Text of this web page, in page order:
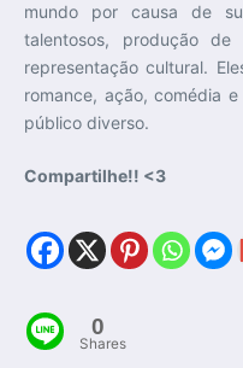
mundo por causa de
talentosos, produção
representação cultural.
romance, ação, comédia
público diverso.
Compartilhe!! <3
0
Shares